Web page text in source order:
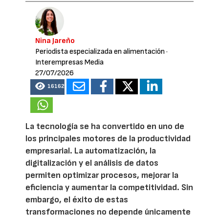
Nina Jareño
Periodista especializada en alimentación ·
Interempresas Media
27/07/2026
16162
La tecnología se ha convertido en uno de
los principales motores de la productividad
empresarial. La automatización, la
digitalización y el análisis de datos
permiten optimizar procesos, mejorar la
eficiencia y aumentar la competitividad. Sin
embargo, el éxito de estas
transformaciones no depende únicamente